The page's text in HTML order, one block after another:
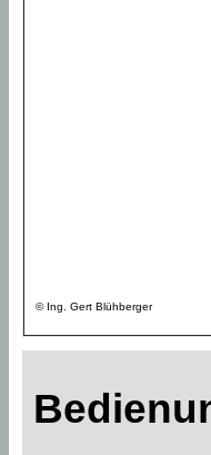
© Ing. Gert Blühberger